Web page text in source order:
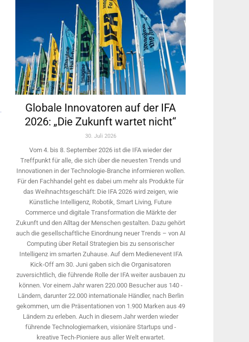
Globale Innovatoren auf der IFA
2026: „Die Zukunft wartet nicht“
30. Juli 2026
Vom 4. bis 8. September 2026 ist die IFA wieder der
Treffpunkt für alle, die sich über die neuesten Trends und
Innovationen in der Technologie-­Branche informieren wollen.
Für den Fachhandel geht es dabei um mehr als Produkte für
das Weihnachtsgeschäft: Die IFA 2026 wird ­zeigen, wie
Künstliche Intelligenz, Robotik, Smart Living, Future
Commerce und digitale Trans­formation die Märkte der
Zukunft und den Alltag der Menschen gestalten. Dazu gehört
auch die gesellschaftliche Einordnung neuer Trends – von AI
Computing über Retail Strategien bis zu sensorischer
Intelligenz im smarten Zuhause. Auf dem Medien­event IFA
Kick-Off am 30. Juni gaben sich die Organisatoren
zuversichtlich, die führende Rolle der IFA weiter ausbauen zu
können. Vor einem Jahr ­waren 220.000 Besucher aus 140 ­
Ländern, ­darunter 22.000 internationale Händler, nach Berlin
gekommen, um die Präsen­tationen von 1.900 Marken aus 49
Ländern zu erleben. Auch in diesem Jahr werden wieder
führende Technologiemarken, visionäre Startups und ­
kreative Tech-Pioniere aus aller Welt erwartet.